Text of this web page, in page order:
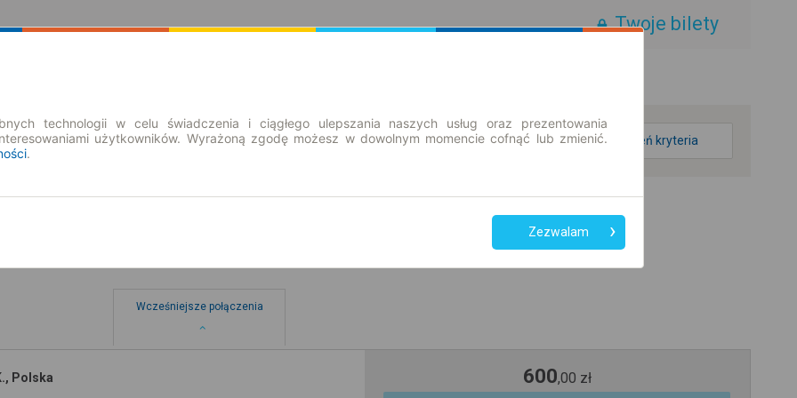
Twoje bilety
zmień kryteria
Wcześniejsze połączenia
Polska 600,00 zł
technologii w celu świadczenia i ciągłego ulepszania naszych usług oraz prezentowania
użytkowników. Wyrażoną zgodę możesz w dowolnym momencie cofnąć lub zmienić.
.
Zezwalam